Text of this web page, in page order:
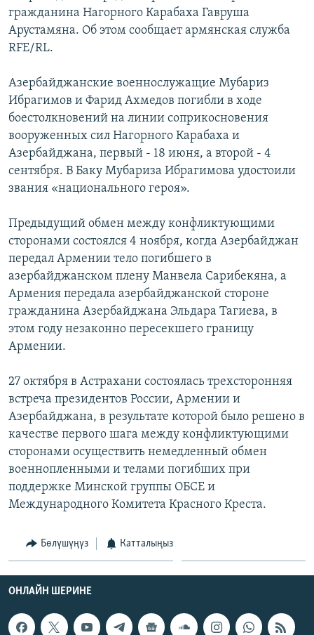
ЭЖЕ-СИҢДИЛЕР
АЗАТТЫК+
ОНЛАЙН ШЕРИНЕ
ЭЕ/АРнун бардык сайттары
гражданина Нагорного Карабаха Гавруша
Арустамяна. Об этом сообщает армянская служба
RFE/RL.
Азербайджанские военнослужащие Мубариз
Ибрагимов и Фарид Ахмедов погибли в ходе
боестолкновений на линии соприкосновения
вооруженных сил Нагорного Карабаха и
Азербайджана, первый - 18 июня, а второй - 4
сентября. В Баку Мубариза Ибрагимова удостоили
звания «национального героя».
Предыдущий обмен между конфликтующими
сторонами состоялся 4 ноября, когда Азербайджан
передал Армении тело погибшего в
азербайджанском плену Манвела Сарибекяна, а
Армения передала азербайджанской стороне
гражданина Азербайджана Эльдара Тагиева, в
этом году незаконно пересекшего границу
Армении.
27 октября в Астрахани состоялась трехсторонняя
встреча президентов России, Армении и
Азербайджана, в результате которой было решено в
качестве первого шага между конфликтующими
сторонами осуществить немедленный обмен
военнопленными и телами погибших при
поддержке Минской группы ОБСЕ и
Международного Комитета Красного Креста.
Бөлүшүңүз Катталыңыз
ОНЛАЙН ШЕРИНЕ